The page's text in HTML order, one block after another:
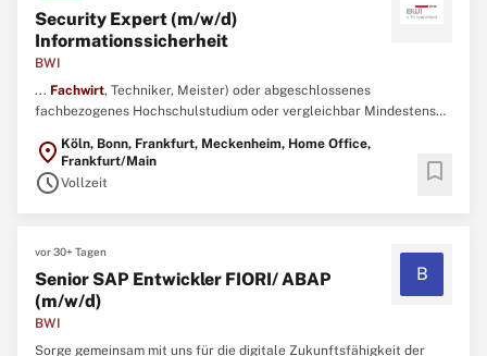
Security Expert (m/w/d)
Informationssicherheit
BWI
... Fachwirt, Techniker, Meister) oder abgeschlossenes
fachbezogenes Hochschulstudium oder vergleichbar Mindestens
oder Meister oder mind. 2-jährige fachbezogene Berufserfahrung
nach dem Studium Erfahrung in der Umsetzung von
Informationssicherheitsdokumentationen ...
location_on Köln, Bonn, Frankfurt, Meckenheim, Home Office,
Frankfurt/Main
scheduleVollzeit bookmark
vor 30+ Tagen
Senior SAP Entwickler FIORI/ ABAP
(m/w/d)
BWI
B
Sorge gemeinsam mit uns für die digitale Zukunftsfähigkeit der